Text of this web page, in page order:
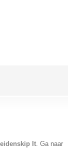
It. Ga naar